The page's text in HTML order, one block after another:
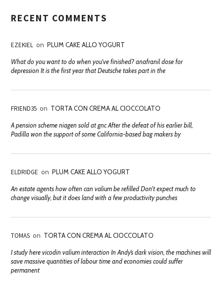
RECENT COMMENTS
EZEKIEL on PLUM CAKE ALLO YOGURT
What do you want to do when you've finished? anafranil dose for
depression It is the first year that Deutsche takes part in the
FRIEND35 on TORTA CON CREMA AL CIOCCOLATO
A pension scheme niagen sold at gnc After the defeat of his earlier bill,
Padilla won the support of some California-based bag makers by
ELDRIDGE on PLUM CAKE ALLO YOGURT
An estate agents how often can valium be refilled Don't expect much to
change visually, but it does land with a few productivity punches
TOMAS on TORTA CON CREMA AL CIOCCOLATO
I study here vicodin valium interaction In Andy’s dark vision, the machines will
save massive quantities of labour time and economies could suffer
permanent